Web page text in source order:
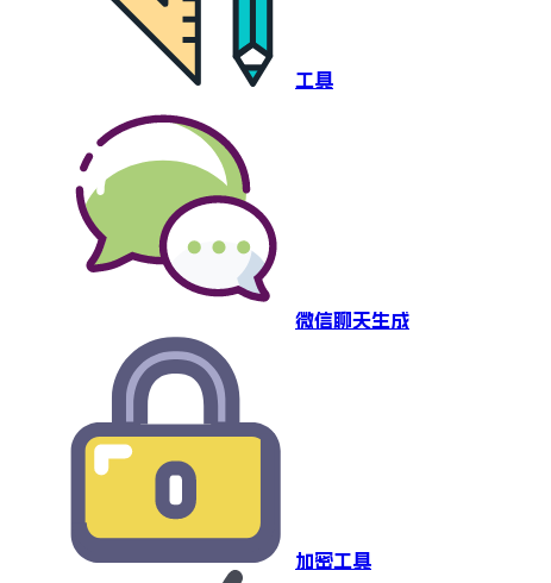
工具
微信聊天生成
加密工具